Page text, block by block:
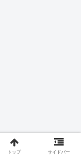
トップ サイドバー